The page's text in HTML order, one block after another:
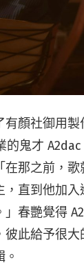
顏社御用製
鬼才
在那之前，
直到他加入
春艷覺得
彼此給予很